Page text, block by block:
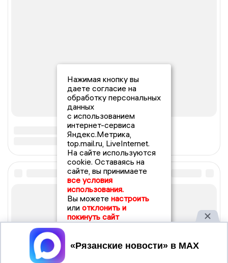
Нажимая кнопку вы
даете согласие на
обработку персональных
данных
с использованием
интернет-сервиса
Яндекс.Метрика,
top.mail.ru, LiveInternet.
На сайте используются
cookie. Оставаясь на
сайте, вы принимаете
все условия
использования.
Вы можете настроить
или отклонить и
покинуть сайт
Принять